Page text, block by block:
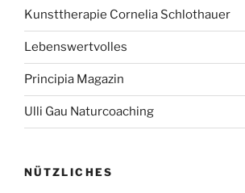
Kunsttherapie Cornelia Schlothauer
Lebenswertvolles
Principia Magazin
Ulli Gau Naturcoaching
NÜTZLICHES